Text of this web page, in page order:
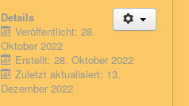
Details
Veröffentlicht: 28.
Oktober 2022
Erstellt: 28. Oktober 2022
Zuletzt aktualisiert: 13.
Dezember 2022